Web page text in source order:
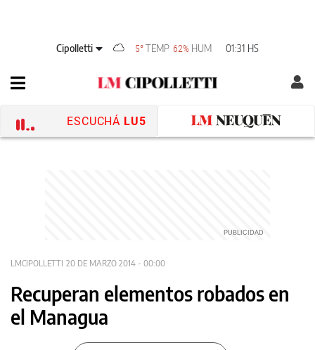
Cipolletti 5°TEMP 62% HUM 01:31 HS
ESCUCHÁ LU5
LMCIPOLLETTI 20 DE MARZO 2014 - 00:00
Recuperan elementos robados en
el Managua